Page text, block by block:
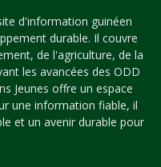
d'information guinéen
durable. Il couvre
de l'agriculture, de la
les avancées des ODD
Jeunes offre un espace
une information fiable, il
et un avenir durable pour